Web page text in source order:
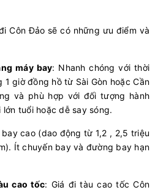
Côn Đảo sẽ có những ưu điểm và
thể:
máy bay: Nhanh chóng với thời
1 giờ đồng hồ từ Sài Gòn hoặc Cần
và phù hợp với đối tượng hành
tuổi hoặc dễ say sóng.
cao (dao động từ 1,2 , 2,5 triệu
Ít chuyến bay và đường bay hạn
cao tốc: Giá đi tàu cao tốc Côn